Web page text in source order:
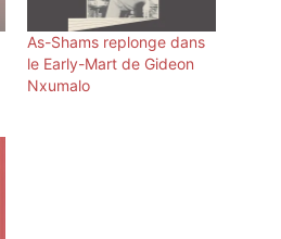
As-Shams replonge dans
le Early-Mart de Gideon
Nxumalo